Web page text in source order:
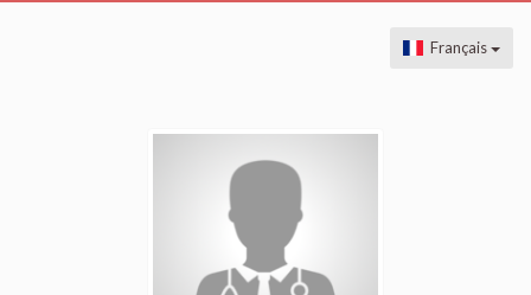
Français